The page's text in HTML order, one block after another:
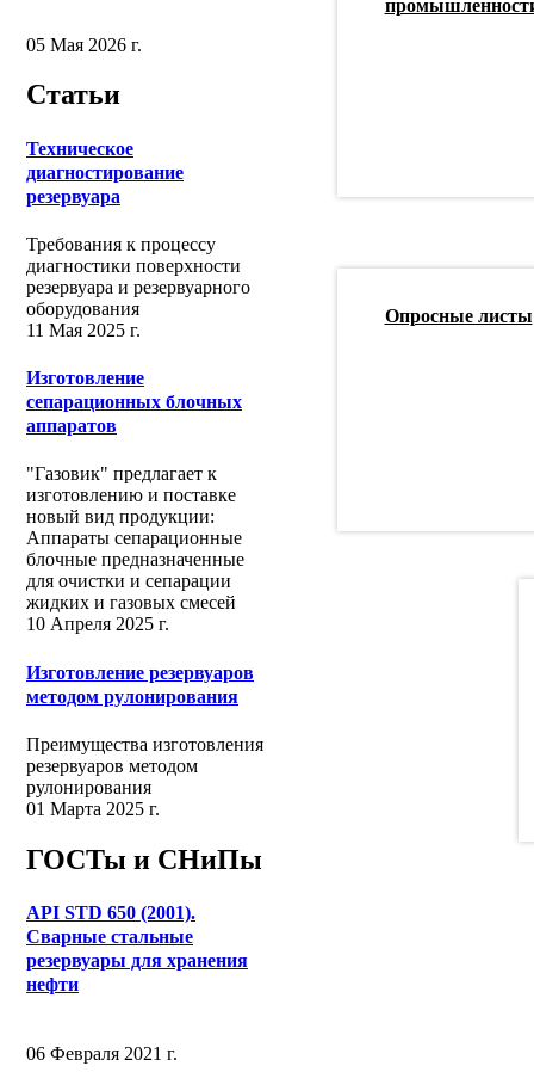
05 Мая 2026 г.
Статьи
Техническое
диагностирование
резервуара
Требования к процессу
диагностики поверхности
резервуара и резервуарного
оборудования
11 Мая 2025 г.
Изготовление
сепарационных блочных
аппаратов
"Газовик" предлагает к
изготовлению и поставке
новый вид продукции:
Аппараты сепарационные
блочные предназначенные
для очистки и сепарации
жидких и газовых смесей
10 Апреля 2025 г.
Изготовление резервуаров
методом рулонирования
Преимущества изготовления
резервуаров методом
рулонирования
01 Марта 2025 г.
ГОСТы и СНиПы
API STD 650 (2001).
Сварные стальные
резервуары для хранения
нефти
06 Февраля 2021 г.
Опросные листы